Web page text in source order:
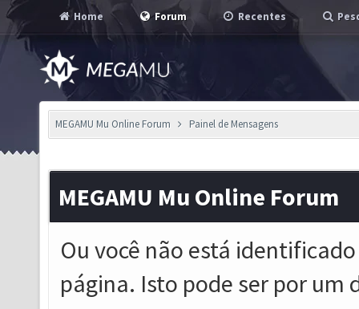
Home Forum Recentes
MEGAMU Mu Online Forum Painel de Mensagens
MEGAMU Mu Online Forum
Ou você não está
página. Isto pode ser por um